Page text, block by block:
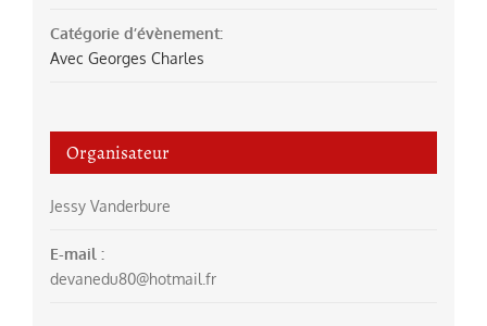
Catégorie d’évènement:
Avec Georges Charles
Organisateur
Jessy Vanderbure
E-mail :
devanedu80@hotmail.fr